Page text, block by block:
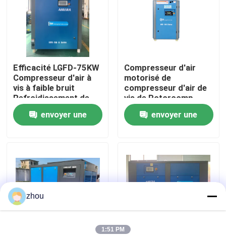
Vidéos
Au sujet de nous
Visite d'usine
Contrôle de qualité
Nouvelles
Cas
Demandez une citation
Efficacité LGFD-75KW
Compresseur d'air à
vis à faible bruit
Refroidissement de
l'air
envoyer une
Compresseur d'air
motorisé de
compresseur d'air de
vis de Rotorcomp
pour l'huile lubrifiée
envoyer une
zhou
1:51 PM